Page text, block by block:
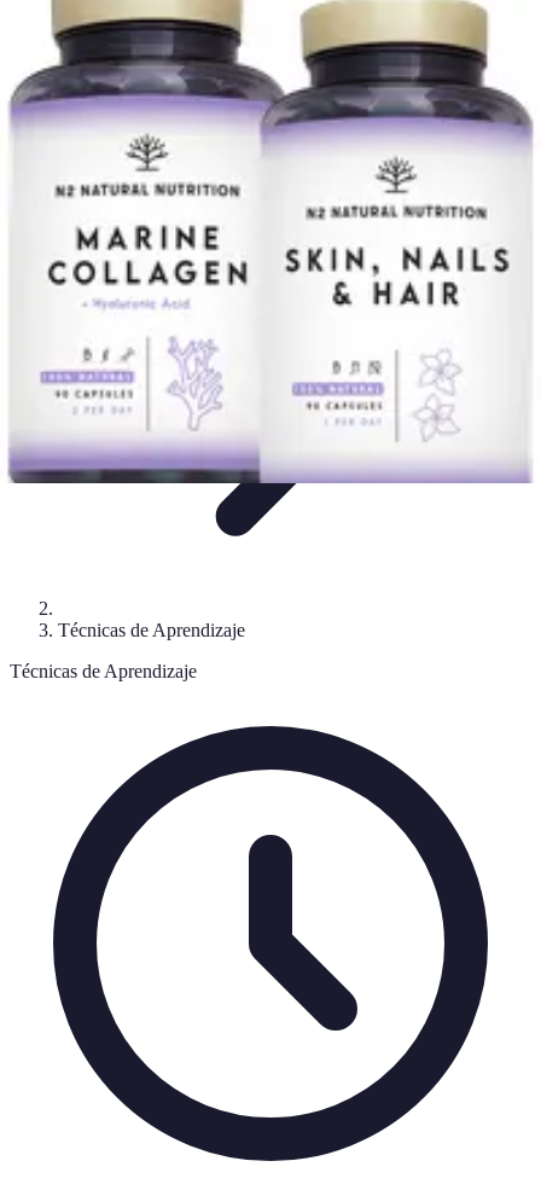
Formación en Español
Consejos y Estrategias
Consejos de AprendizajeMétodos de
AprendizajeEducación OnlineAprendizaje de Idiomas
Formación en Español
Técnicas de Aprendizaje
Técnicas de Aprendizaje